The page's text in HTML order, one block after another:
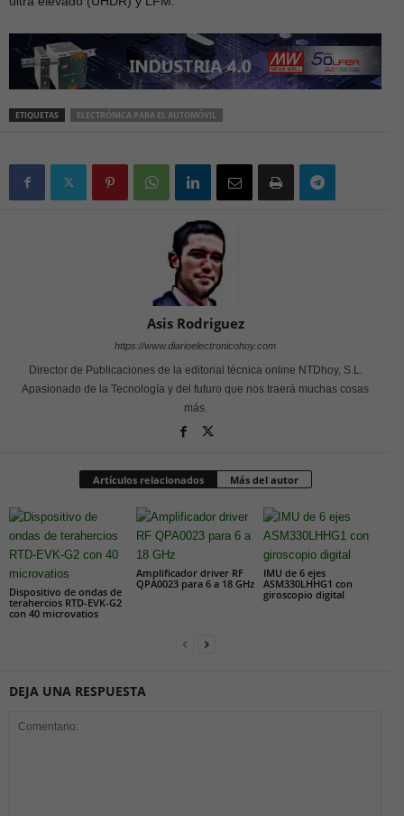
ETIQUETAS ELECTRÓNICA PARA EL AUTOMÓVIL
Asis Rodriguez
https://www.diarioelectronicohoy.com
Director de Publicaciones de la editorial técnica online NTDhoy, S.L.
Apasionado de la Tecnología y del futuro que nos traerá muchas cosas
más.
Artículos relacionados Más del autor
Dispositivo de ondas de
terahercios RTD-EVK-G2
con 40 microvatios
Amplificador driver RF
QPA0023 para 6 a 18 GHz
IMU de 6 ejes
ASM330LHHG1 con
giroscopio digital
DEJA UNA RESPUESTA